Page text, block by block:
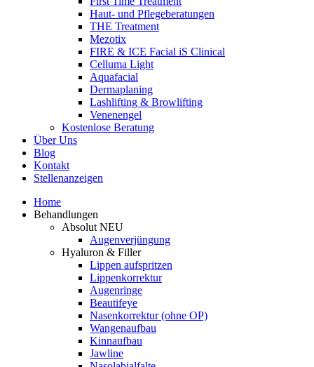
Haut- und Pflegeberatungen
THE Treatment
Mezotix
FIRE & ICE Facial iS Clinical
Celluma Light
Aquafacial
Dermaplaning
Lashlifting & Browlifting
Venenengel
Kostenlose Beratung
Über Uns
Blog
Kontakt
Stellenanzeigen
Home
Behandlungen
Absolut NEU
Augenverjüngung
Hyaluron & Filler
Lippen aufspritzen
Lippenkorrektur
Augenringe
Beautifeye
Nasenkorrektur (ohne OP)
Wangenaufbau
Kinnaufbau
Jawline